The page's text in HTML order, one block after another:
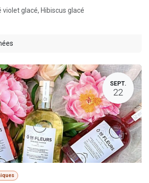
violet glacé, Hibiscus glacé
SEPT.
22